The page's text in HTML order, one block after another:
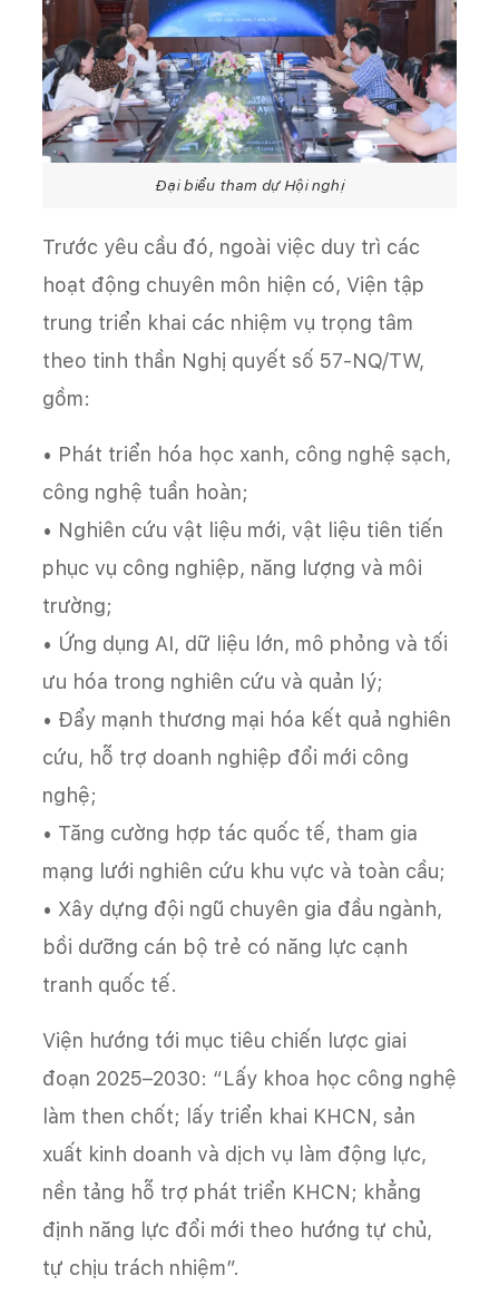
Đại biểu tham dự Hội nghị
Trước yêu cầu đó, ngoài việc duy trì các
hoạt động chuyên môn hiện có, Viện tập
trung triển khai các nhiệm vụ trọng tâm
theo tinh thần Nghị quyết số 57-NQ/TW,
gồm:
• Phát triển hóa học xanh, công nghệ sạch,
công nghệ tuần hoàn;
• Nghiên cứu vật liệu mới, vật liệu tiên tiến
phục vụ công nghiệp, năng lượng và môi
trường;
• Ứng dụng AI, dữ liệu lớn, mô phỏng và tối
ưu hóa trong nghiên cứu và quản lý;
• Đẩy mạnh thương mại hóa kết quả nghiên
cứu, hỗ trợ doanh nghiệp đổi mới công
nghệ;
• Tăng cường hợp tác quốc tế, tham gia
mạng lưới nghiên cứu khu vực và toàn cầu;
• Xây dựng đội ngũ chuyên gia đầu ngành,
bồi dưỡng cán bộ trẻ có năng lực cạnh
tranh quốc tế.
Viện hướng tới mục tiêu chiến lược giai
đoạn 2025–2030: “Lấy khoa học công nghệ
làm then chốt; lấy triển khai KHCN, sản
xuất kinh doanh và dịch vụ làm động lực,
nền tảng hỗ trợ phát triển KHCN; khẳng
định năng lực đổi mới theo hướng tự chủ,
tự chịu trách nhiệm”.